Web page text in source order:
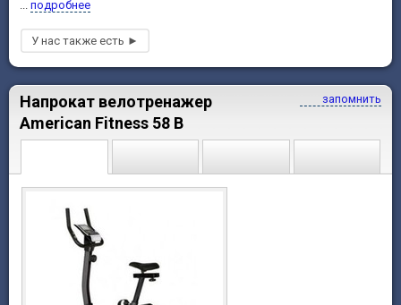
подробнее
запомнить
Напрокат велотренажер
American Fitness 58 B